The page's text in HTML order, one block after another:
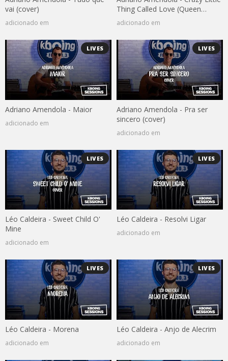
vai (cover)
adicionado em
Thing Called Love (Queen
cover)
adicionado em
LIVES
Adriano Amendola - Maior
adicionado em
LIVES
Adriano Amendola - Pra ser
sincero (cover)
adicionado em
LIVES
Léo Caldeira - Sweet Child O'
Mine
adicionado em
LIVES
Léo Caldeira - Resolvi Ligar
adicionado em
LIVES
Léo Caldeira - Morena
adicionado em
LIVES
Léo Caldeira - Anjo de Alecrim
adicionado em